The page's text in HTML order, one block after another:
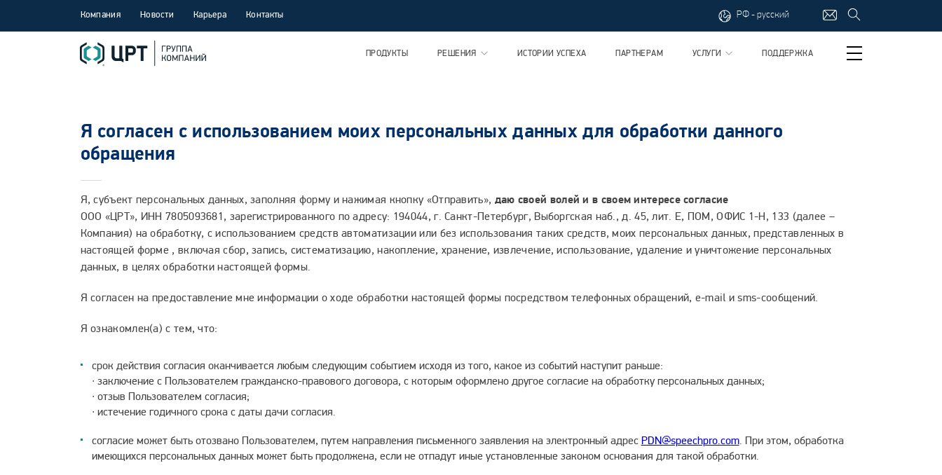
Компания Новости Карьера Контакты РФ - русский
ПРОДУКТЫ РЕШЕНИЯ ИСТОРИИ УСПЕХА ПАРТНЕРАМ УСЛУГИ ПОДДЕРЖКА
Я согласен с использованием моих персональных данных для обработки данного
обращения
Я, субъект персональных данных, заполняя форму и нажимая кнопку «Отправить», даю своей волей и в своем интересе согласие
ООО «ЦРТ», ИНН 7805093681, зарегистрированного по адресу: 194044, г. Санкт-Петербург, Выборгская наб., д. 45, лит. Е, ПОМ, ОФИС 1-Н, 133 (далее –
Компания) на обработку, с использованием средств автоматизации или без использования таких средств, моих персональных данных, представленных в
настоящей форме , включая сбор, запись, систематизацию, накопление, хранение, извлечение, использование, удаление и уничтожение персональных
данных, в целях обработки настоящей формы.
Я согласен на предоставление мне информации о ходе обработки настоящей формы посредством телефонных обращений, e-mail и sms-сообщений.
Я ознакомлен(а) с тем, что:
cрок действия согласия оканчивается любым следующим событием исходя из того, какое из событий наступит раньше:
∙ заключение с Пользователем гражданско-правового договора, с которым оформлено другое согласие на обработку персональных данных;
∙ отзыв Пользователем согласия;
∙ истечение годичного срока с даты дачи согласия.
cогласие может быть отозвано Пользователем, путем направления письменного заявления на электронный адрес PDN@speechpro.com. При этом, обработка
имеющихся персональных данных может быть продолжена, если не отпадут иные установленные законом основания для такой обработки.